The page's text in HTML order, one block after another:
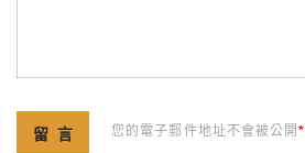
您的電子郵件地址不會被公開*